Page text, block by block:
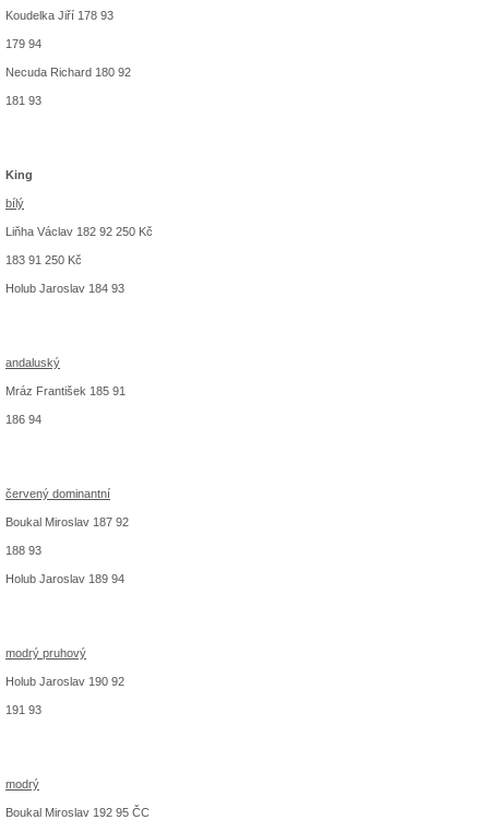
Koudelka Jiří 178 93
179 94
Necuda Richard 180 92
181 93
King
bílý
Liňha Václav 182 92 250 Kč
183 91 250 Kč
Holub Jaroslav 184 93
andaluský
Mráz František 185 91
186 94
červený dominantní
Boukal Miroslav 187 92
188 93
Holub Jaroslav 189 94
modrý pruhový
Holub Jaroslav 190 92
191 93
modrý
Boukal Miroslav 192 95 ČC